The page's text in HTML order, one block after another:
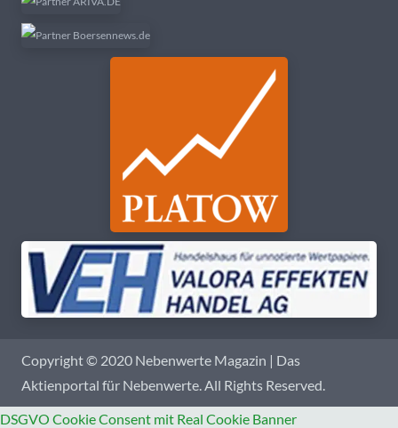
Copyright © 2020 Nebenwerte Magazin | Das
Aktienportal für Nebenwerte. All Rights Reserved.
DSGVO Cookie Consent mit Real Cookie Banner